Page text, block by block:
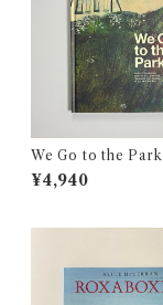
We Go to the Park
¥4,940